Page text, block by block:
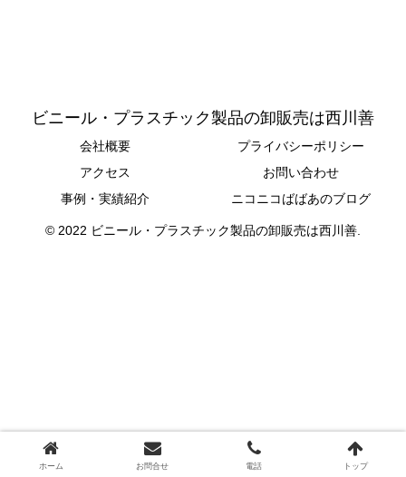
ビニール・プラスチック製品の卸販売は西川善
会社概要
プライバシーポリシー
アクセス
お問い合わせ
事例・実績紹介
ニコニコばばあのブログ
© 2022 ビニール・プラスチック製品の卸販売は西川善.
ホーム お問合せ 電話 トップ